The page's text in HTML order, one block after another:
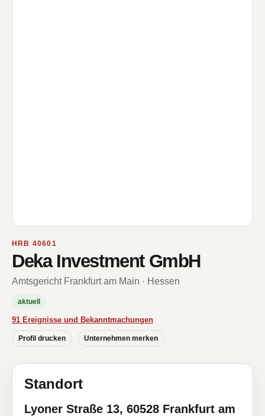
HRB 40601
Deka Investment GmbH
Amtsgericht Frankfurt am Main · Hessen
aktuell
91 Ereignisse und Bekanntmachungen
Profil drucken Unternehmen merken
Standort
Lyoner Straße 13, 60528 Frankfurt am